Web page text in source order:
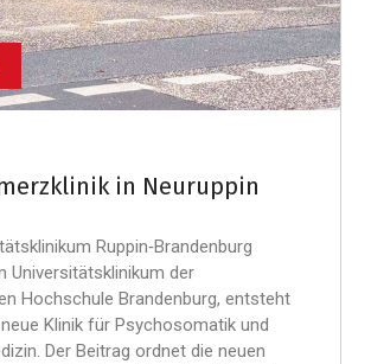
in Neuruppin
Ruppin‑Brandenburg
Universitätsklinikum der
Hochschule Brandenburg, entsteht
Klinik für Psychosomatik und
Der Beitrag ordnet die neuen